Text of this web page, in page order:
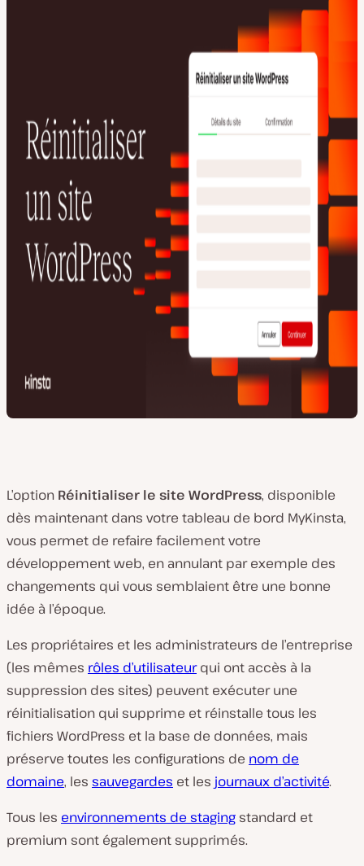
L’option Réinitialiser le site WordPress, disponible
dès maintenant dans votre tableau de bord MyKinsta,
vous permet de refaire facilement votre
développement web, en annulant par exemple des
changements qui vous semblaient être une bonne
idée à l’époque.
Les propriétaires et les administrateurs de l’entreprise
(les mêmes rôles d’utilisateurqui ont accès à la
suppression des sites) peuvent exécuter une
réinitialisation qui supprime et réinstalle tous les
fichiers WordPress et la base de données, mais
préserve toutes les configurations de nom de
domaine, les sauvegardes et les journaux d’activité.
Tous les environnements de staging standard et
premium sont également supprimés.